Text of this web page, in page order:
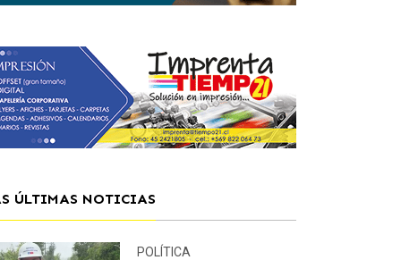
ÚLTIMAS NOTICIAS
POLÍTICA